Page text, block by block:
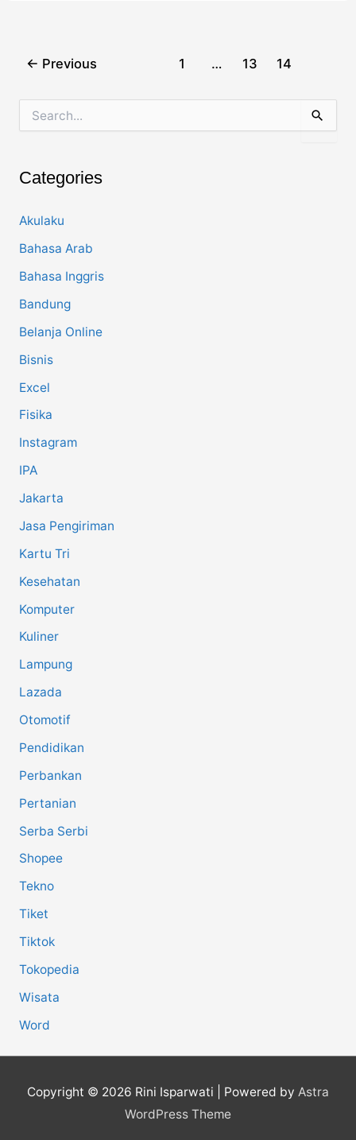
Post← Previous 1 … 13 14
c
h
o
:
Categories
Akulaku
Bahasa Arab
Bahasa Inggris
Bandung
Belanja Online
Bisnis
Excel
Fisika
Instagram
IPA
Jakarta
Jasa Pengiriman
Kartu Tri
Kesehatan
Komputer
Kuliner
Lampung
Lazada
Otomotif
Pendidikan
Perbankan
Pertanian
Serba Serbi
Shopee
Tekno
Tiket
Tiktok
Tokopedia
Wisata
Word
Copyright © 2026 Rini Isparwati | Powered by Astra
WordPress Theme